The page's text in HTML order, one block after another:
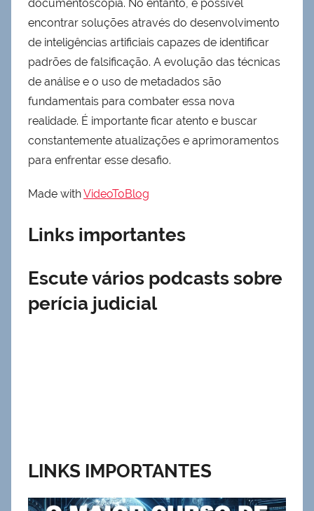
documentoscopia. No entanto, é possível
encontrar soluções através do desenvolvimento
de inteligências artificiais capazes de identificar
padrões de falsificação. A evolução das técnicas
de análise e o uso de metadados são
fundamentais para combater essa nova
realidade. É importante ficar atento e buscar
constantemente atualizações e aprimoramentos
para enfrentar esse desafio.
Made withVideoToBlog
Links importantes
Escute vários podcasts sobre
perícia judicial
LINKS IMPORTANTES